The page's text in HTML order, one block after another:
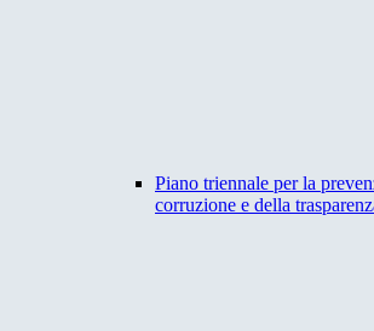
Piano triennale per la
corruzione e della